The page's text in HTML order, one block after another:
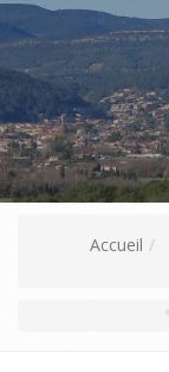
Accueil